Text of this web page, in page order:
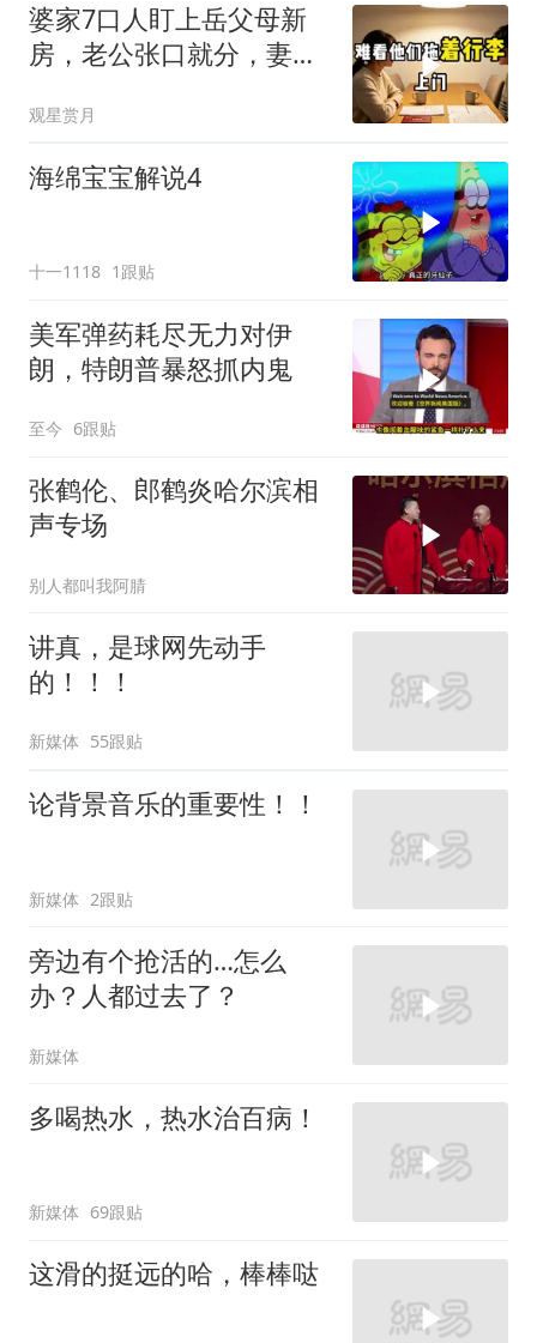
婆家7口人盯上岳父母新
房，老公张口就分，妻子
观星赏月
海绵宝宝解说4
十一1118 1跟贴
美军弹药耗尽无力对伊
朗，特朗普暴怒抓内鬼
至今 6跟贴
张鹤伦、郎鹤炎哈尔滨相
声专场
别人都叫我阿腈
讲真，是球网先动手
的！！！
新媒体 55跟贴
论背景音乐的重要性！！
新媒体 2跟贴
旁边有个抢活的…怎么
办？人都过去了？
新媒体
多喝热水，热水治百病！
新媒体 69跟贴
这滑的挺远的哈，棒棒哒